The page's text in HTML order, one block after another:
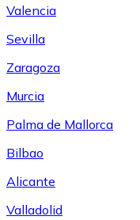
Valencia
Sevilla
Zaragoza
Murcia
Palma de Mallorca
Bilbao
Alicante
Valladolid